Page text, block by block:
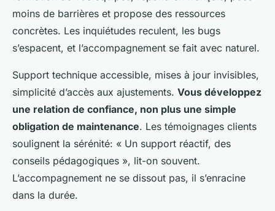
moins de barrières et propose des ressources
concrètes. Les inquiétudes reculent, les bugs
s’espacent, et l’accompagnement se fait avec naturel.
Support technique accessible, mises à jour invisibles,
simplicité d’accès aux ajustements. Vous développez
une relation de confiance, non plus une simple
obligation de maintenance. Les témoignages clients
soulignent la sérénité: « Un support réactif, des
conseils pédagogiques », lit-on souvent.
L’accompagnement ne se dissout pas, il s’enracine
dans la durée.